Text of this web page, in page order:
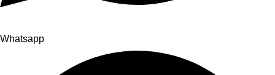
Whatsapp